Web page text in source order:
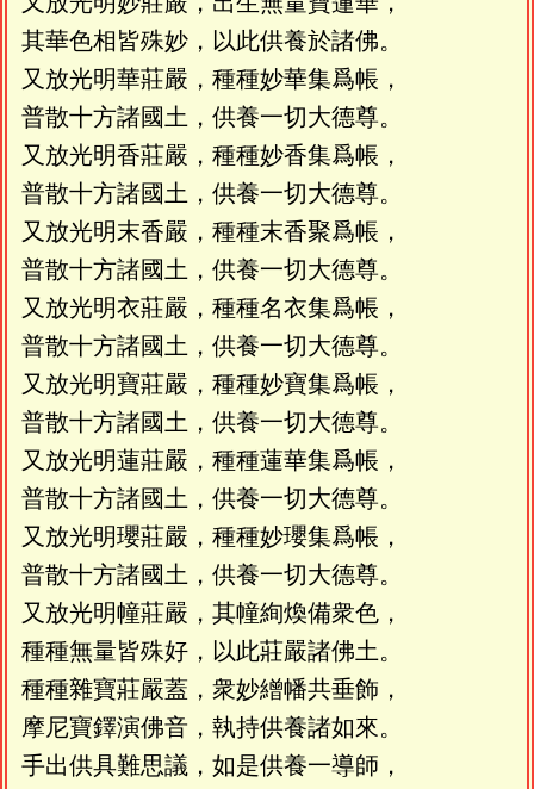
其華色相皆殊妙，以此供養於諸佛。
又放光明華莊嚴，種種妙華集爲帳，
普散十方諸國土，供養一切大德尊。
又放光明香莊嚴，種種妙香集爲帳，
普散十方諸國土，供養一切大德尊。
又放光明末香嚴，種種末香聚爲帳，
普散十方諸國土，供養一切大德尊。
又放光明衣莊嚴，種種名衣集爲帳，
普散十方諸國土，供養一切大德尊。
又放光明寶莊嚴，種種妙寶集爲帳，
普散十方諸國土，供養一切大德尊。
又放光明蓮莊嚴，種種蓮華集爲帳，
普散十方諸國土，供養一切大德尊。
又放光明瓔莊嚴，種種妙瓔集爲帳，
普散十方諸國土，供養一切大德尊。
又放光明幢莊嚴，其幢絢煥備衆色，
種種無量皆殊好，以此莊嚴諸佛土。
種種雜寶莊嚴蓋，衆妙繒幡共垂飾，
摩尼寶鐸演佛音，執持供養諸如來。
手出供具難思議，如是供養一導師，